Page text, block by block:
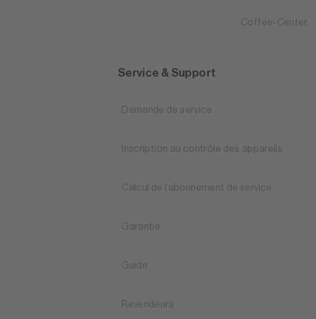
Coffee-Center
Service & Support
Demande de service
Inscription au contrôle des appareils
Calcul de l’abonnement de service
Garantie
Guide
Revendeurs